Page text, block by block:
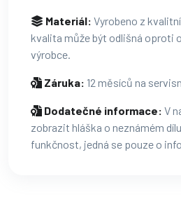
Materiál: Vyrobeno z
kvalita může být odlišná oproti
výrobce.
Záruka: 12 měsíců na
Dodatečné informace: V
zobrazit hláška o neznámém
funkčnost, jedná se pouze o